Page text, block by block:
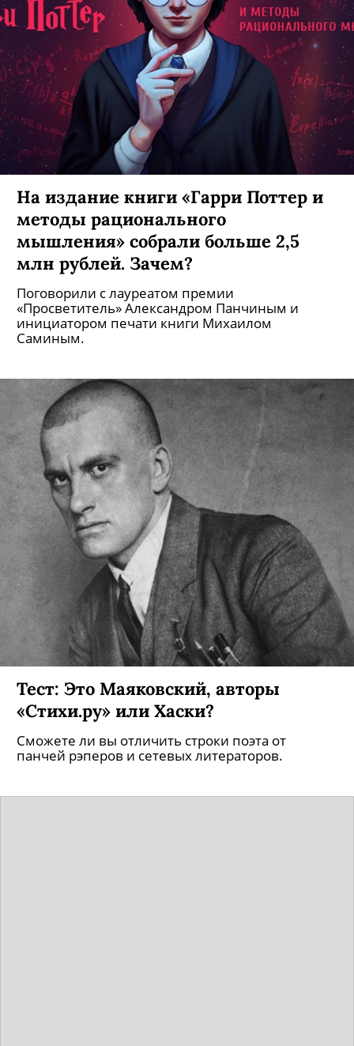
На издание книги «Гарри Поттер и
методы рационального
мышления» собрали больше 2,5
млн рублей. Зачем?
Поговорили с лауреатом премии
«Просветитель» Александром Панчиным и
инициатором печати книги Михаилом
Саминым.
Тест: Это Маяковский, авторы
«Стихи.ру» или Хаски?
Сможете ли вы отличить строки поэта от
панчей рэперов и сетевых литераторов.